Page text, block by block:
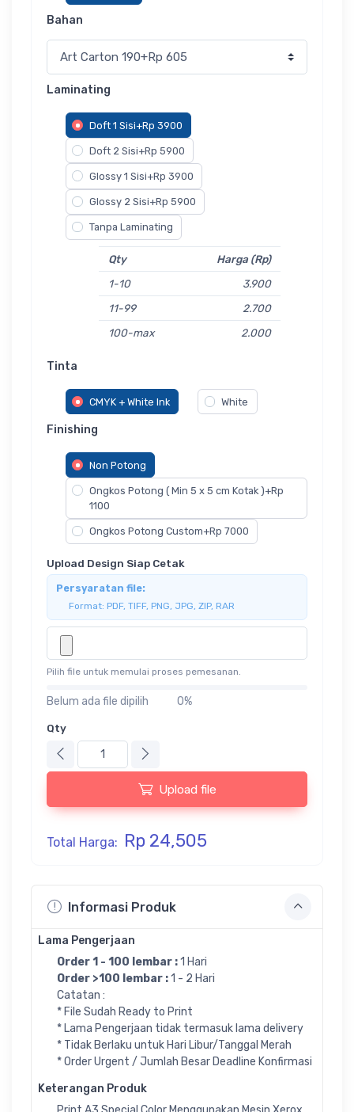
Informasi Produk
Lama Pengerjaan
Order 1 - 100 lembar :1 Hari
Order >100 lembar :1 - 2 Hari
Catatan :
* File Sudah Ready to Print
* Lama Pengerjaan tidak termasuk lama delivery
* Tidak Berlaku untuk Hari Libur/Tanggal Merah
* Order Urgent / Jumlah Besar Deadline Konfirmasi
Keterangan Produk
Bahan
Laminating
Doft 1 Sisi+Rp 3900
Doft 2 Sisi+Rp 5900
Glossy 1 Sisi+Rp 3900
Glossy 2 Sisi+Rp 5900
Tanpa Laminating
Qty
Harga (Rp)
1-10
3.900
11-99
2.700
100-max
2.000
Tinta
CMYK + White Ink White
Finishing
Non Potong
Ongkos Potong ( Min 5 x 5 cm Kotak )+Rp
1100
Ongkos Potong Custom+Rp 7000
Upload Design Siap Cetak
Persyaratan file:
Format: PDF, TIFF, PNG, JPG, ZIP, RAR
Pilih file untuk memulai proses pemesanan.
0%
Belum ada file dipilih
Qty
Upload file
Total Harga: Rp 24,505